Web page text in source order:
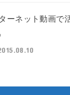
ーネット動画で